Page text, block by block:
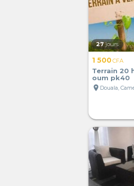
27 jours
1 500CFA
Terrain 20
oum pk40
location_on Douala,